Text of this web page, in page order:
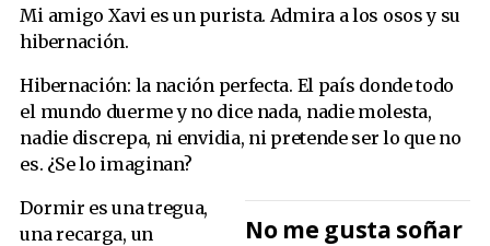
Mi amigo Xavi es un purista. Admira a los osos y su
hibernación.
Hibernación: la nación perfecta. El país donde todo
el mundo duerme y no dice nada, nadie molesta,
nadie discrepa, ni envidia, ni pretende ser lo que no
es. ¿Se lo imaginan?
No me gusta soñar
Dormir es una tregua,
una recarga, un